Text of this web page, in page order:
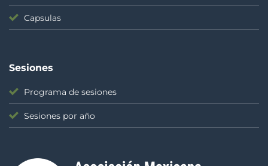
Capsulas
Sesiones
Programa de sesiones
Sesiones por año